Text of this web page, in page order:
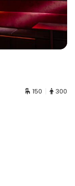
150 300